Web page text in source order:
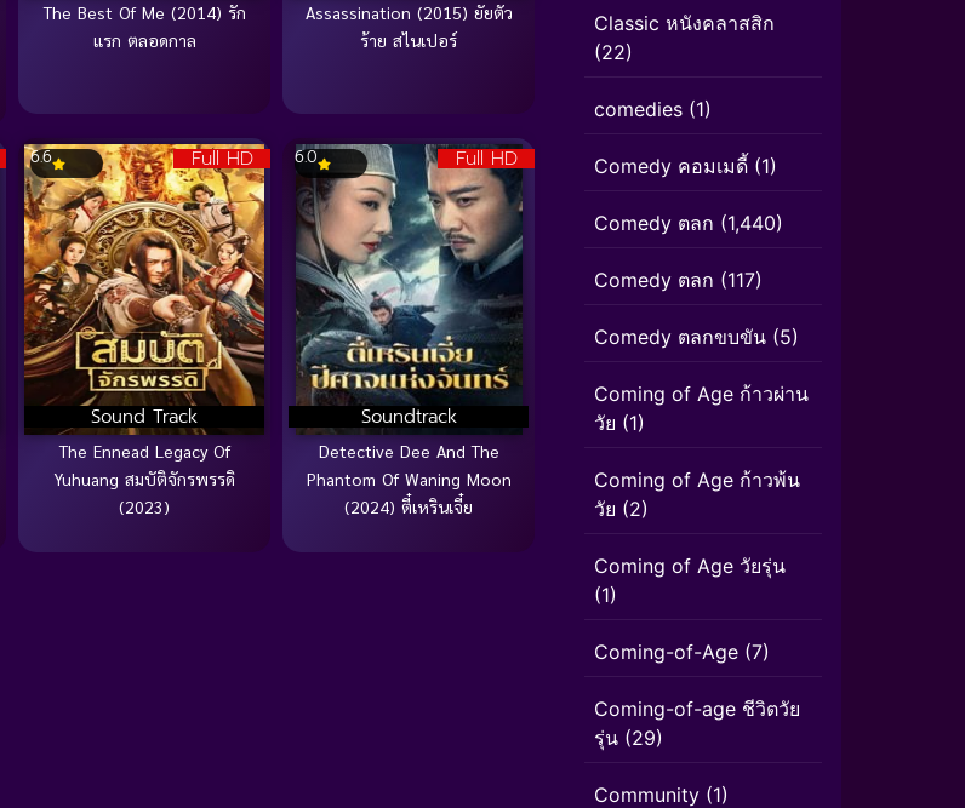
The Best Of Me (2014) รัก
แรก ตลอดกาล
Assassination (2015) ยัยตัว
ร้าย สไนเปอร์
Full HD
Sound Track
6.6
The Ennead Legacy Of
Yuhuang สมบัติจักรพรรดิ
(2023)
Full HD
Soundtrack
6.0
Detective Dee And The
Phantom Of Waning Moon
(2024) ตี๋เหรินเจี๋ย
Classic หนังคลาสสิก
(22)
comedies (1)
Comedy คอมเมดี้ (1)
Comedy ตลก (1,440)
Comedy ตลก (117)
Comedy ตลกขบขัน (5)
Coming of Age ก้าวผ่าน
วัย (1)
Coming of Age ก้าวพ้น
วัย (2)
Coming of Age วัยรุ่น
(1)
Coming-of-Age (7)
Coming-of-age ชีวิตวัย
รุ่น (29)
Community (1)